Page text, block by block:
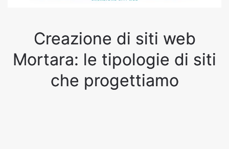
Creazione di siti web
Mortara: le tipologie di siti
che progettiamo